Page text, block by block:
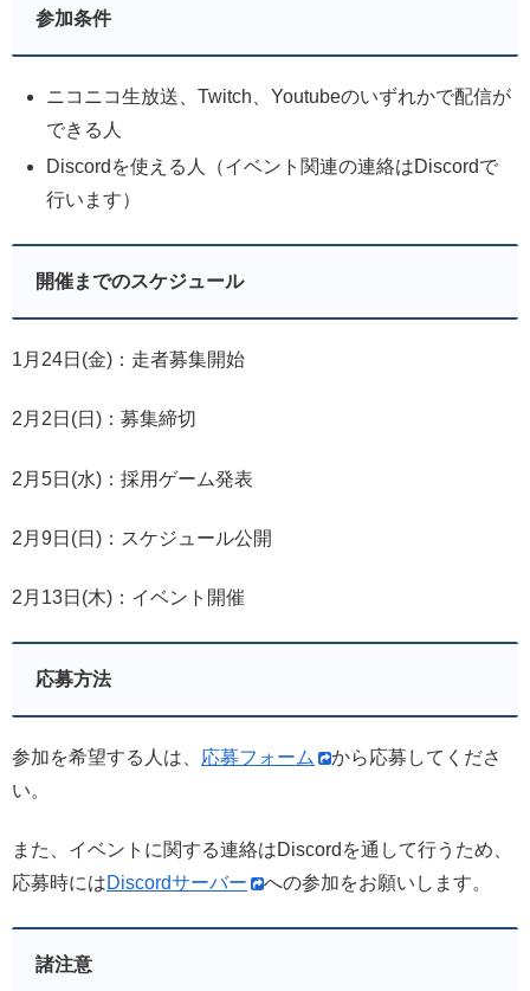
参加条件
ニコニコ生放送、Twitch、Youtubeのいずれかで配信が
できる人
Discordを使える人（イベント関連の連絡はDiscordで
行います）
開催までのスケジュール
1月24日(金)：走者募集開始
2月2日(日)：募集締切
2月5日(水)：採用ゲーム発表
2月9日(日)：スケジュール公開
2月13日(木)：イベント開催
応募方法
参加を希望する人は、 応募フォーム
から応募してくださ
い。
また、イベントに関する連絡はDiscordを通して行うため、
応募時にはDiscordサーバー への参加をお願いします。
諸注意